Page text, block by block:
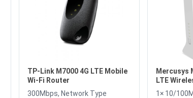
TP-Link M7000 4G LTE Mobile
Wi-Fi Router
300Mbps, Network Type
Mercusys
LTE
Router
1× 10/